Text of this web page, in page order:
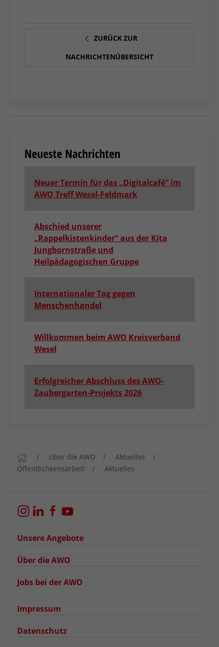
ZURÜCK ZUR
NACHRICHTENÜBERSICHT
Neueste Nachrichten
Neuer Termin für das „Digitalcafé” im
AWO Treff Wesel-Feldmark
Abschied unserer
„Rappelkistenkinder“ aus der Kita
Jungbornstraße und
Heilpädagogischen Gruppe
Internationaler Tag gegen
Menschenhandel
Willkommen beim AWO Kreisverband
Wesel
Erfolgreicher Abschluss des AWO-
Zaubergarten-Projekts 2026
Über die AWO
Aktuelles
Öffentlichkeitsarbeit
Aktuelles
Unsere Angebote
Über die AWO
Jobs bei der AWO
Impressum
Datenschutz